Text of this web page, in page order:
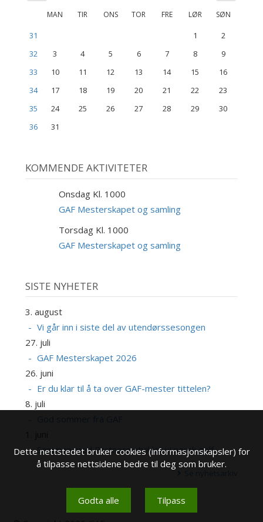
MAN TIR ONS TOR FRE LØR SØN
31 1
2
32
3 4 5 6 7 8
9
33
10 11 12 13 14 15
16
34
17 18 19 20 21 22
23
35
24 25 26 27 28 29
30
36
31
KOMMENDE AKTIVITETER
Onsdag Kl. 1000
GAF Mesterskapet og samling
Torsdag Kl. 1000
GAF Mesterskapet og samling
SISTE NYHETER
3. august
Vi går inn i siste del av utendørssesongen
27. juli
GAF Mesterskapet 2026
26. juni
Er du klar til å ta over GAF-mester tittelen?
8. juli
Sammen med Partnere utvikler vi norsk golf
Dette nettstedet bruker cookies (informasjonskapsler) for
å tilpasse nettsidene bedre til deg som bruker.
Godta alle Tilpass